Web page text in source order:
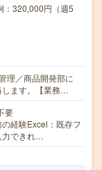
：320,000円（週5
理／商品開発部に
します。【業務…
要
の経験Excel：既存フ
力できれ…